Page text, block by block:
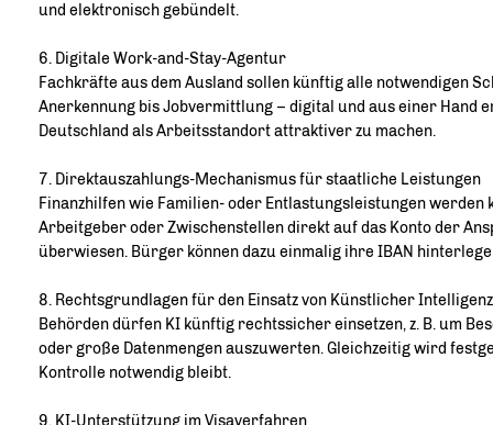
und elektronisch gebündelt.
6. Digitale Work-and-Stay-Agentur
Fachkräfte aus dem Ausland sollen künftig alle notwendigen
Anerkennung bis Jobvermittlung – digital und aus einer Hand
Deutschland als Arbeitsstandort attraktiver zu machen.
7. Direktauszahlungs-Mechanismus für staatliche Leistungen
Finanzhilfen wie Familien- oder Entlastungsleistungen werden
Arbeitgeber oder Zwischenstellen direkt auf das Konto der
überwiesen. Bürger können dazu einmalig ihre IBAN
8. Rechtsgrundlagen für den Einsatz von Künstlicher
Behörden dürfen KI künftig rechtssicher einsetzen, z. B. um
oder große Datenmengen auszuwerten. Gleichzeitig wird
Kontrolle notwendig bleibt.
9. KI-Unterstützung im Visaverfahren